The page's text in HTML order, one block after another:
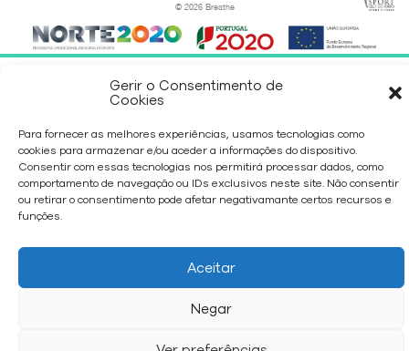
Gerir o Consentimento de
Cookies
Para fornecer as melhores experiências, usamos tecnologias como
cookies para armazenar e/ou aceder a informações do dispositivo.
Consentir com essas tecnologias nos permitirá processar dados, como
comportamento de navegação ou IDs exclusivos neste site. Não consentir
ou retirar o consentimento pode afetar negativamante certos recursos e
funções.
Aceitar
Negar
© 2026 Breathe